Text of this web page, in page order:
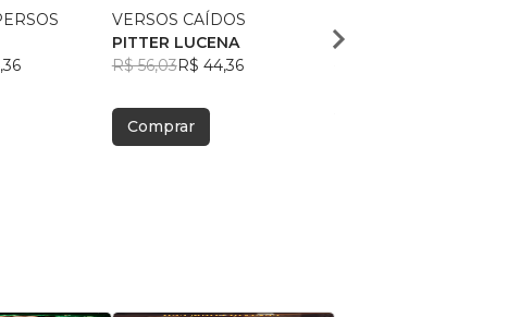
VERSOS CAÍDOS
PITTER LUCENA
R$ 56,03R$ 44,36
Comprar
PITTER LUCENA